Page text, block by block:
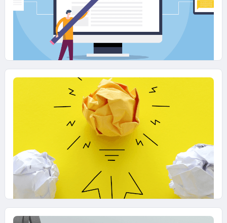
Misurare il valore del contenuto
oltre il traffico